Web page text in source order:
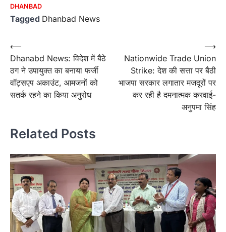
DHANBAD
Tagged Dhanbad News
Post
navigation
⟵
Dhanabd News: विदेश में बैठे
ठग ने उपायुक्त का बनाया फर्जी
वॉट्सएप अकाउंट, आमजनों को
सतर्क रहने का किया अनुरोध
Nationwide Trade Union
Strike: देश की सत्ता पर बैठी
भाजपा सरकार लगातार मजदूरों पर
कर रही है दमनात्मक करवाई-
अनुपमा सिंह
⟶
Related Posts